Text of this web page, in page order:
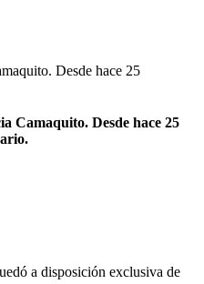
Camaquito. Desde hace 25
a disposición exclusiva de